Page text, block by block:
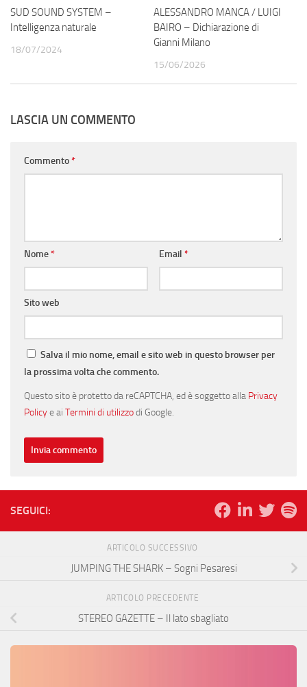
SUD SOUND SYSTEM –
Intelligenza naturale
18/07/2024
ALESSANDRO MANCA / LUIGI
BAIRO – Dichiarazione di
Gianni Milano
15/06/2026
LASCIA UN COMMENTO
Commento*
Nome* Email *
Sito web
Salva il mio nome, email e sito web in questo browser per
la prossima volta che commento.
Questo sito è protetto da reCAPTCHA, ed è soggetto alla Privacy
Policye ai Termini di utilizzodi Google.
SEGUICI:
ARTICOLO SUCCESSIVO
JUMPING THE SHARK – Sogni Pesaresi
ARTICOLO PRECEDENTE
STEREO GAZETTE – Il lato sbagliato